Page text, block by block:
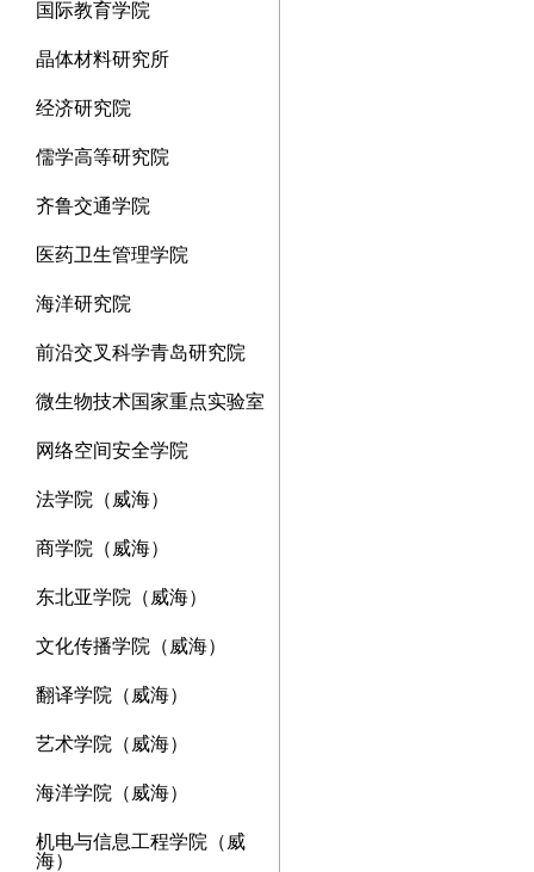
国际教育学院
晶体材料研究所
经济研究院
儒学高等研究院
齐鲁交通学院
医药卫生管理学院
海洋研究院
前沿交叉科学青岛研究院
微生物技术国家重点实验室
网络空间安全学院
法学院（威海）
商学院（威海）
东北亚学院（威海）
文化传播学院（威海）
翻译学院（威海）
艺术学院（威海）
海洋学院（威海）
机电与信息工程学院（威
海）